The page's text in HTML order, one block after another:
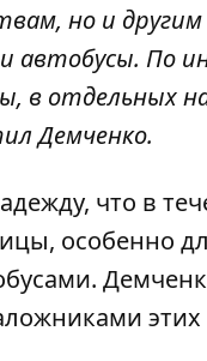
но и
автобусы. По
в отдельных
Демченко.
что в
особенно
этих